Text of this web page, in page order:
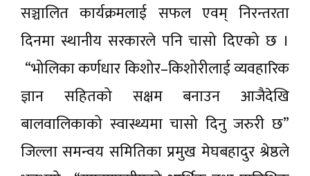
सञ्चालित कार्यक्रमलाई सफल एवम् निरन्तरता
दिनमा स्थानीय सरकारले पनि चासो दिएको छ ।
“भोलिका कर्णधार किशोर–किशोरीलाई व्यवहारिक
ज्ञान सहितको सक्षम बनाउन आजैदेखि
बालवालिकाको स्वास्थ्यमा चासो दिनु जरुरी छ”
जिल्ला समन्वय समितिका प्रमुख मेघबहादुर श्रेष्ठले